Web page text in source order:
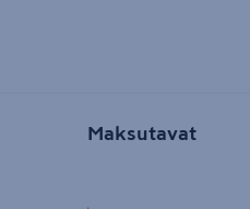
Maksutavat